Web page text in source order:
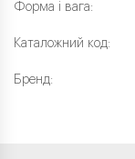
Форма і вага:
Каталожний код:
Бренд: